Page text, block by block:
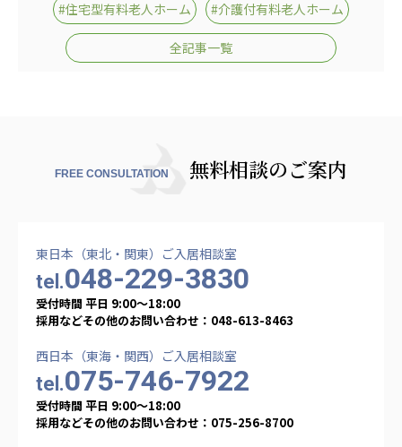
海外グループ会社
Hospital
NGO共生の家
G-COM JOINT STOCK COMPANY
海外子会社・合弁会社
上海介護施設
広州谷豊園
#住宅型有料老人ホーム #介護付有料老人ホーム
全記事一覧
FREE CONSULTATION 無料相談のご案内
東日本（東北・関東）ご入居相談室
tel.048-229-3830
受付時間 平日 9:00〜18:00
採用などその他のお問い合わせ：048-613-8463
西日本（東海・関西）ご入居相談室
tel.075-746-7922
受付時間 平日 9:00〜18:00
採用などその他のお問い合わせ：075-256-8700